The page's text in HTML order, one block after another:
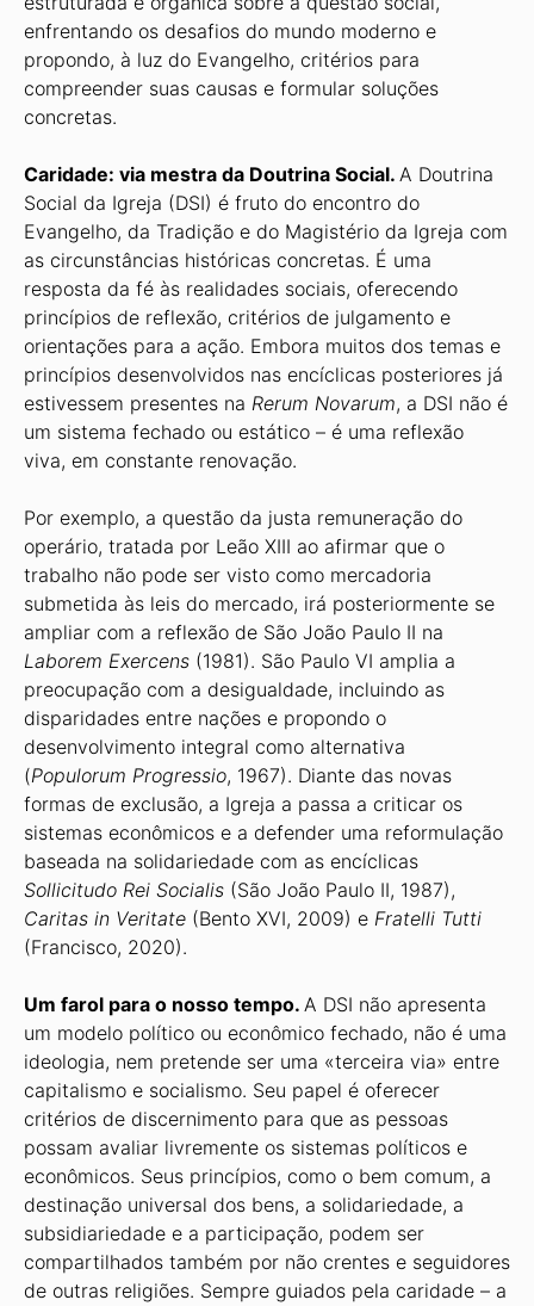
enfrentando os desafios do mundo moderno e
propondo, à luz do Evangelho, critérios para
compreender suas causas e formular soluções
concretas.
Caridade: via mestra da Doutrina Social. A Doutrina
Social da Igreja (DSI) é fruto do encontro do
Evangelho, da Tradição e do Magistério da Igreja com
as circunstâncias históricas concretas. É uma
resposta da fé às realidades sociais, oferecendo
princípios de reflexão, critérios de julgamento e
orientações para a ação. Embora muitos dos temas e
princípios desenvolvidos nas encíclicas posteriores já
estivessem presentes na Rerum Novarum, a DSI não é
um sistema fechado ou estático – é uma reflexão
viva, em constante renovação.
Por exemplo, a questão da justa remuneração do
operário, tratada por Leão XIII ao afirmar que o
trabalho não pode ser visto como mercadoria
submetida às leis do mercado, irá posteriormente se
ampliar com a reflexão de São João Paulo II na
Laborem Exercens (1981). São Paulo VI amplia a
preocupação com a desigualdade, incluindo as
disparidades entre nações e propondo o
desenvolvimento integral como alternativa
(Populorum Progressio, 1967). Diante das novas
formas de exclusão, a Igreja a passa a criticar os
sistemas econômicos e a defender uma reformulação
baseada na solidariedade com as encíclicas
Sollicitudo Rei Socialis (São João Paulo II, 1987),
Caritas in Veritate (Bento XVI, 2009) e Fratelli Tutti
(Francisco, 2020).
Um farol para o nosso tempo. A DSI não apresenta
um modelo político ou econômico fechado, não é uma
ideologia, nem pretende ser uma «terceira via» entre
capitalismo e socialismo. Seu papel é oferecer
critérios de discernimento para que as pessoas
possam avaliar livremente os sistemas políticos e
econômicos. Seus princípios, como o bem comum, a
destinação universal dos bens, a solidariedade, a
subsidiariedade e a participação, podem ser
compartilhados também por não crentes e seguidores
de outras religiões. Sempre guiados pela caridade – a